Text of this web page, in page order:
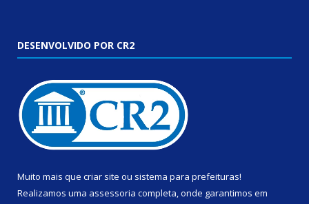
DESENVOLVIDO POR CR2
Muito mais que criar site ou sistema para prefeituras!
Realizamos uma assessoria completa, onde garantimos em